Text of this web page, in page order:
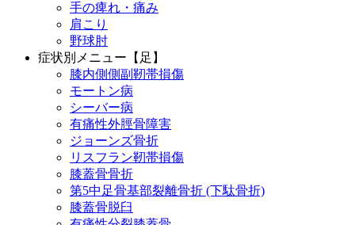
手の痺れ・痛み
肩こり
野球肘
症状別メニュー【足】
膝内側側副靭帯損傷
モートン病
シーバー病
有痛性外脛骨障害
ジョーンズ骨折
リスフラン靭帯損傷
膝蓋骨骨折
第5中足骨基部裂離骨折 (下駄骨折)
膝蓋骨脱臼